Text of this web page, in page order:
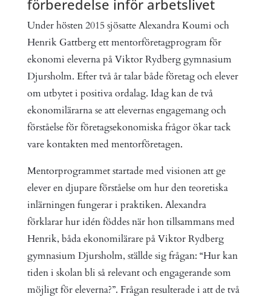
förberedelse inför arbetslivet
Under hösten 2015 sjösatte Alexandra Koumi och
Henrik Gattberg ett mentorföretagprogram för
ekonomi eleverna på Viktor Rydberg gymnasium
Djursholm. Efter två år talar både företag och elever
om utbytet i positiva ordalag. Idag kan de två
ekonomilärarna se att elevernas engagemang och
förståelse för företagsekonomiska frågor ökar tack
vare kontakten med mentorföretagen.
Mentorprogrammet startade med visionen att ge
elever en djupare förståelse om hur den teoretiska
inlärningen fungerar i praktiken. Alexandra
förklarar hur idén föddes när hon tillsammans med
Henrik, båda ekonomilärare på Viktor Rydberg
gymnasium Djursholm, ställde sig frågan: “Hur kan
tiden i skolan bli så relevant och engagerande som
möjligt för eleverna?”. Frågan resulterade i att de två